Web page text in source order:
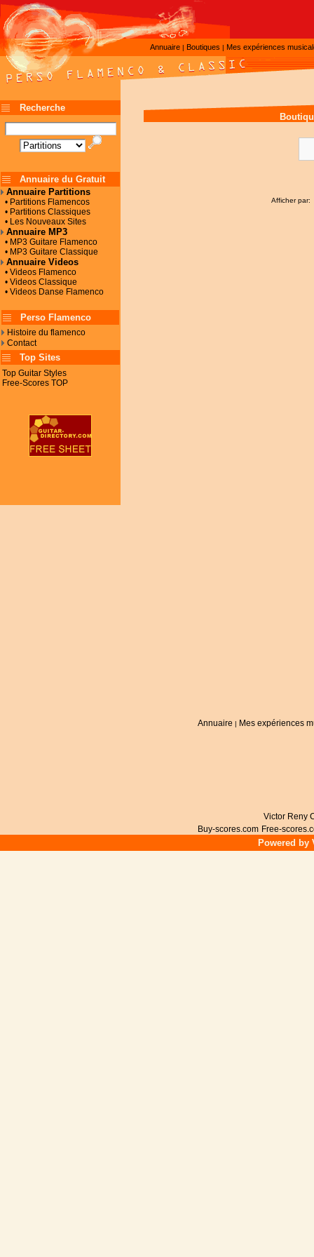
Annuaire | Boutiques | Mes expériences
Recherche
Annuaire du Gratuit
Annuaire Partitions
• Partitions Flamencos
• Partitions Classiques
• Les Nouveaux Sites
Annuaire MP3
• MP3 Guitare Flamenco
• MP3 Guitare Classique
Annuaire Videos
• Videos Flamenco
• Videos Classique
• Videos Danse Flamenco
Perso Flamenco
Histoire du flamenco
Contact
Top Sites
Top Guitar Styles
Free-Scores TOP
Afficher par:
Annuaire | Mes expériences
Victor Reny
Buy-scores.com Free-
Powered by